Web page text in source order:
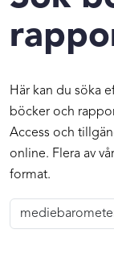
Här kan du söka
böcker och
Access och
online. Flera av
format.